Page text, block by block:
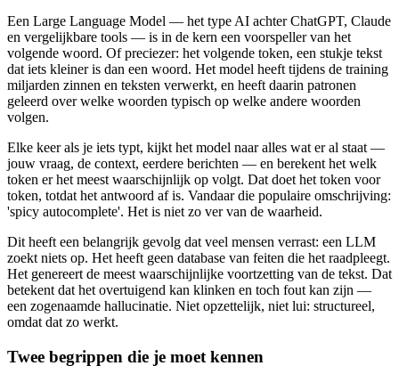
Een Large Language Model — het type AI achter ChatGPT, Claude
en vergelijkbare tools — is in de kern een voorspeller van het
volgende woord. Of preciezer: het volgende token, een stukje tekst
dat iets kleiner is dan een woord. Het model heeft tijdens de training
miljarden zinnen en teksten verwerkt, en heeft daarin patronen
geleerd over welke woorden typisch op welke andere woorden
volgen.
Elke keer als je iets typt, kijkt het model naar alles wat er al staat —
jouw vraag, de context, eerdere berichten — en berekent het welk
token er het meest waarschijnlijk op volgt. Dat doet het token voor
token, totdat het antwoord af is. Vandaar die populaire omschrijving:
'spicy autocomplete'. Het is niet zo ver van de waarheid.
Dit heeft een belangrijk gevolg dat veel mensen verrast: een LLM
zoekt niets op. Het heeft geen database van feiten die het raadpleegt.
Het genereert de meest waarschijnlijke voortzetting van de tekst. Dat
betekent dat het overtuigend kan klinken en toch fout kan zijn —
een zogenaamde hallucinatie. Niet opzettelijk, niet lui: structureel,
omdat dat zo werkt.
Twee begrippen die je moet kennen